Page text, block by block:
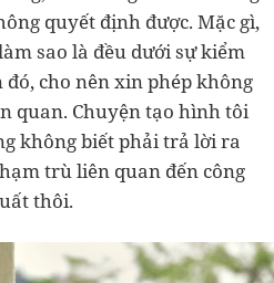
quyết định được. Mặc gì,
sao là đều dưới sự kiểm
cho nên xin phép không
quan. Chuyện tạo hình tôi
không biết phải trả lời ra
trù liên quan đến công
thôi.